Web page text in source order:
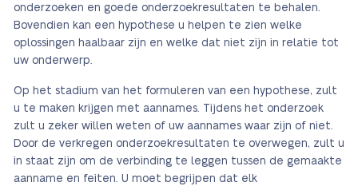
onderzoeken en goede onderzoekresultaten te behalen.
Bovendien kan een hypothese u helpen te zien welke
oplossingen haalbaar zijn en welke dat niet zijn in relatie tot
uw onderwerp.
Op het stadium van het formuleren van een hypothese, zult
u te maken krijgen met aannames. Tijdens het onderzoek
zult u zeker willen weten of uw aannames waar zijn of niet.
Door de verkregen onderzoekresultaten te overwegen, zult u
in staat zijn om de verbinding te leggen tussen de gemaakte
aanname en feiten. U moet begrijpen dat elk